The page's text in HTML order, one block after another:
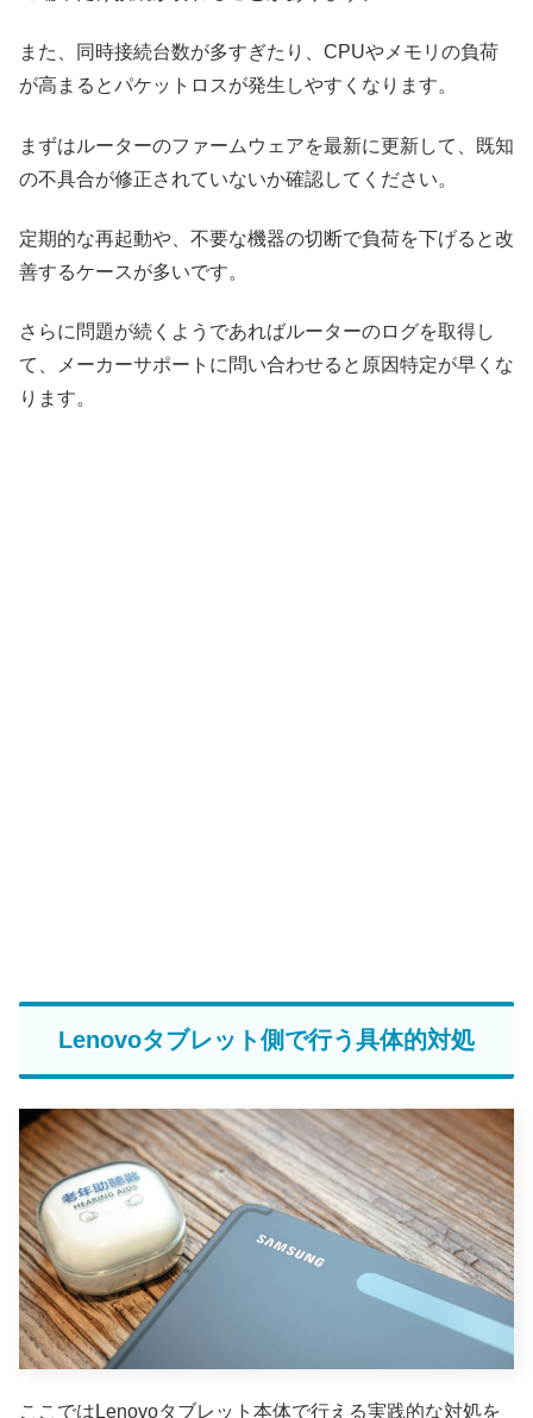
また、同時接続台数が多すぎたり、CPUやメモリの負荷
が高まるとパケットロスが発生しやすくなります。
まずはルーターのファームウェアを最新に更新して、既知
の不具合が修正されていないか確認してください。
定期的な再起動や、不要な機器の切断で負荷を下げると改
善するケースが多いです。
さらに問題が続くようであればルーターのログを取得し
て、メーカーサポートに問い合わせると原因特定が早くな
ります。
Lenovoタブレット側で行う具体的対処
ここではLenovoタブレット本体で行える実践的な対処を